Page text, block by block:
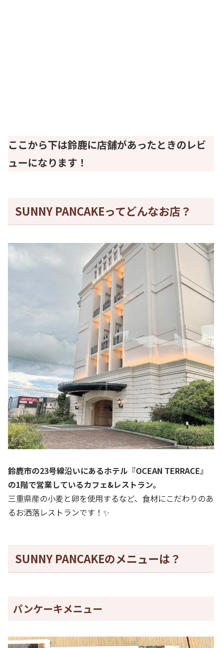
ここから下は鈴鹿に店舗があったときのレビ
ューになります！
SUNNY PANCAKEってどんなお店？
鈴鹿市の23号線沿いにあるホテル『OCEAN TERRACE』
の1階で営業しているカフェ&レストラン。
三重県産の小麦と卵を使用するなど、食材にこだわりのあ
るお洒落レストランです！✨
SUNNY PANCAKEのメニューは？
パンケーキメニュー